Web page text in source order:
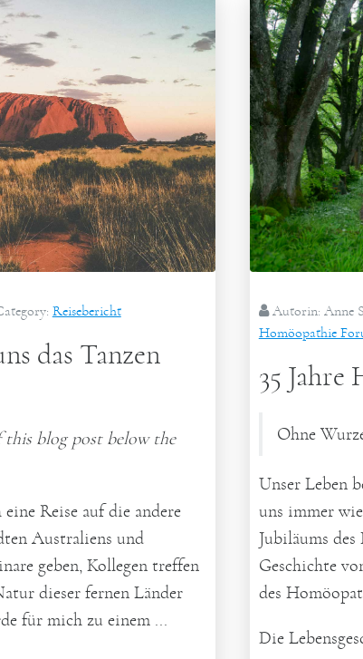
Reisebericht
das Tanzen
this blog post below the
Reise auf die andere
Australiens und
geben, Kollegen treffen
dieser fernen Länder
für mich zu einem ...
Autorin: Anne
Homöopathie
35 Jahre
Ohne
Unser Leben
uns immer
Jubiläums
Geschichte
des
Die